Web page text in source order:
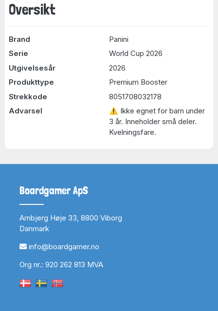
Oversikt
Brand
Panini
Serie
World Cup 2026
Utgivelsesår
2026
Produkttype
Premium Booster
Strekkode
8051708032178
Advarsel
⚠ Ikke egnet for barn under
3 år. Inneholder små deler.
Kvelningsfare.
Boardgamer ApS
Arnbjerg Høje 33, 8800 Viborg
Danmark
info@boardgamer.no
Org nr.: 920 262 813 MVA